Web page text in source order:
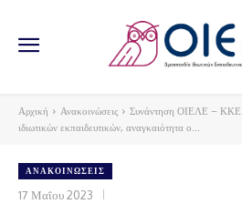
Αρχική Ανακοινώσεις
Συνάντηση ΟΙΕΛΕ – ΚΚΕ:
ιδιωτικών εκπαιδευτικών, αναγκαιότητα ο...
ΑΝΑΚΟΙΝΏΣΕΙΣ
17 Μαΐου 2023